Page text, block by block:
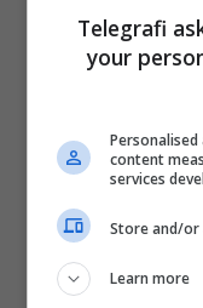
Telegrafi
your
content
services
Store and/or
Learn more